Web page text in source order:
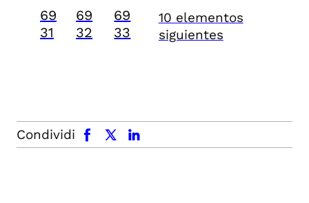
69
31
69
32
69
33
10 elementos
siguientes
Condividi
facebook x.com linkedin